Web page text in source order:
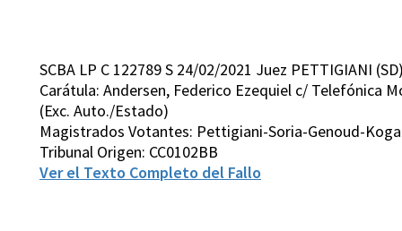
SCBA LP C 122789 S 24/02/2021 Juez PETTIGIANI
Carátula: Andersen, Federico Ezequiel c/ Telefónica
(Exc. Auto./Estado)
Magistrados Votantes: Pettigiani-Soria-Genoud-
Tribunal Origen: CC0102BB
Ver el Texto Completo del Fallo